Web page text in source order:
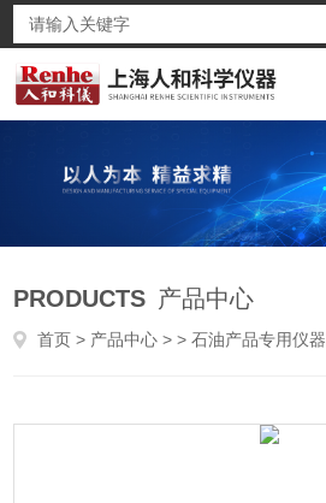
PRODUCTS 产品中心
首页 > 产品中心 > >石油产品专用仪器